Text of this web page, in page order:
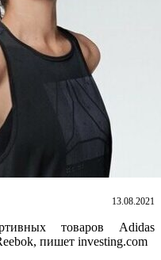
13.08.2021
товаров Adidas
пишет investing.com